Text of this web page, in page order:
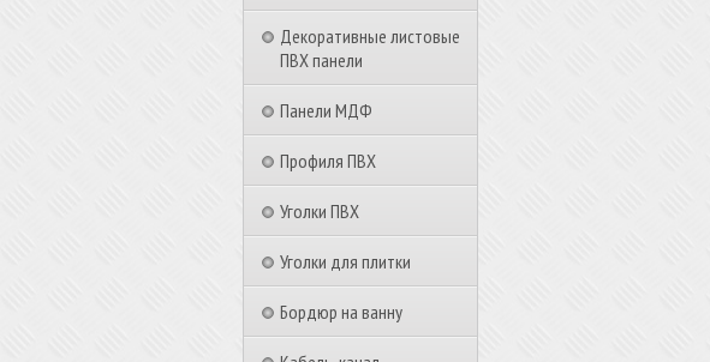
Декоративные листовые
ПВХ панели
Панели МДФ
Профиля ПВХ
Уголки ПВХ
Уголки для плитки
Бордюр на ванну